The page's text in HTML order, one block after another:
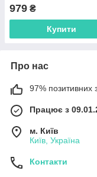
979 ₴
Купити
Про нас
97% позитивних з
Працює з
м. Київ
Київ, Україна
Контакти